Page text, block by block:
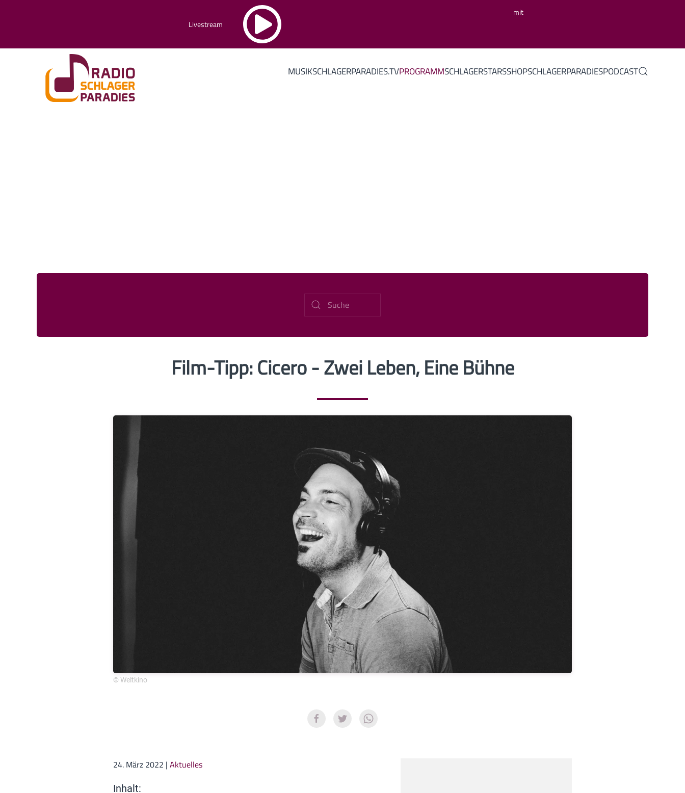
Livestream
mit
MUSIKSCHLAGERPARADIES.TVPROGRAMMSCHLAGERSTARSSHOPSCHLAGERPARADIESPODCAST
Film-Tipp: Cicero - Zwei Leben, Eine Bühne
© Weltkino
24. März 2022 | Aktuelles
Inhalt: